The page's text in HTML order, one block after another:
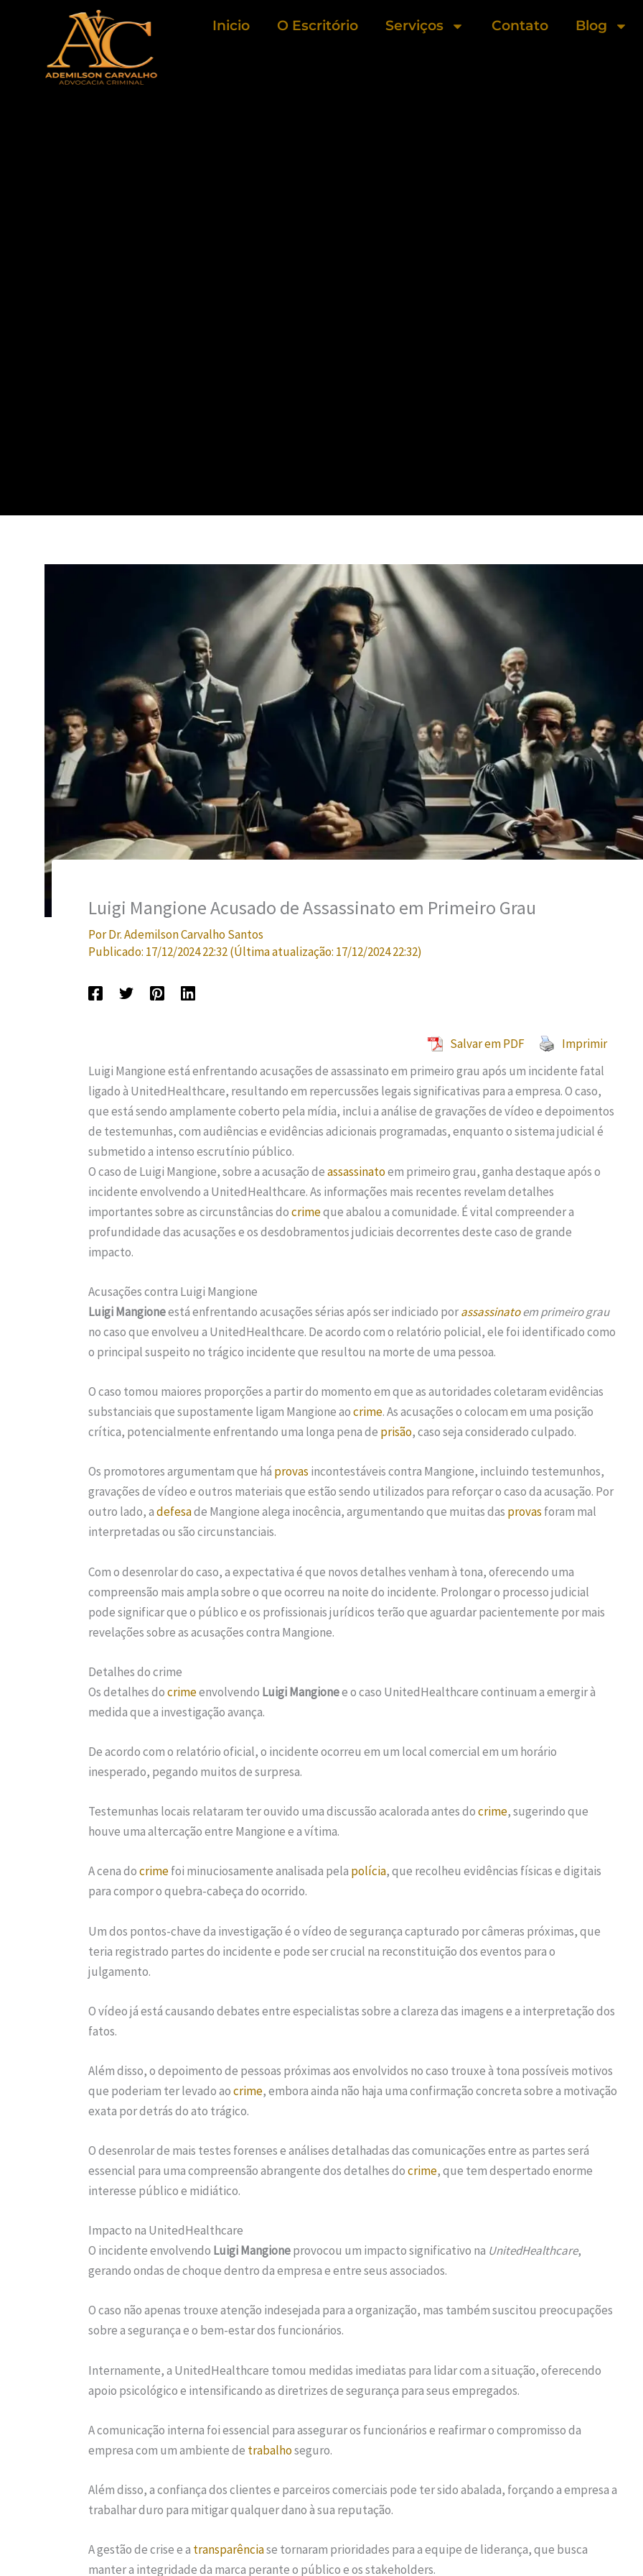
conteúdo
Inicio O Escritório Serviços Contato Blog
Luigi Mangione Acusado de Assassinato em Primeiro Grau
PorDr. Ademilson Carvalho Santos
Publicado: 17/12/2024 22:32(Última atualização: 17/12/2024 22:32)
Salvar em PDF
Imprimir
Luigi Mangione está enfrentando acusações de assassinato em primeiro grau após um incidente fatal
ligado à UnitedHealthcare, resultando em repercussões legais significativas para a empresa. O caso,
que está sendo amplamente coberto pela mídia, inclui a análise de gravações de vídeo e depoimentos
de testemunhas, com audiências e evidências adicionais programadas, enquanto o sistema judicial é
submetido a intenso escrutínio público.
O caso de Luigi Mangione, sobre a acusação deassassinatoem primeiro grau, ganha destaque após o
incidente envolvendo a UnitedHealthcare. As informações mais recentes revelam detalhes
importantes sobre as circunstâncias docrimeque abalou a comunidade. É vital compreender a
profundidade das acusações e os desdobramentos judiciais decorrentes deste caso de grande
impacto.
Acusações contra Luigi Mangione
Luigi Mangioneestá enfrentando acusações sérias após ser indiciado porassassinatoem primeiro grau
no caso que envolveu a UnitedHealthcare. De acordo com o relatório policial, ele foi identificado como
o principal suspeito no trágico incidente que resultou na morte de uma pessoa.
O caso tomou maiores proporções a partir do momento em que as autoridades coletaram evidências
substanciais que supostamente ligam Mangione aocrime. As acusações o colocam em uma posição
crítica, potencialmente enfrentando uma longa pena de prisão, caso seja considerado culpado.
Os promotores argumentam que há provas incontestáveis contra Mangione, incluindo testemunhos,
gravações de vídeo e outros materiais que estão sendo utilizados para reforçar o caso da acusação. Por
outro lado, adefesade Mangione alega inocência, argumentando que muitas das provas foram mal
interpretadas ou são circunstanciais.
Com o desenrolar do caso, a expectativa é que novos detalhes venham à tona, oferecendo uma
compreensão mais ampla sobre o que ocorreu na noite do incidente. Prolongar o processo judicial
pode significar que o público e os profissionais jurídicos terão que aguardar pacientemente por mais
revelações sobre as acusações contra Mangione.
Detalhes do crime
Os detalhes docrimeenvolvendo Luigi Mangionee o caso UnitedHealthcare continuam a emergir à
medida que a investigação avança.
De acordo com o relatório oficial, o incidente ocorreu em um local comercial em um horário
inesperado, pegando muitos de surpresa.
Testemunhas locais relataram ter ouvido uma discussão acalorada antes docrime, sugerindo que
houve uma altercação entre Mangione e a vítima.
A cena docrimefoi minuciosamente analisada pela polícia, que recolheu evidências físicas e digitais
para compor o quebra-cabeça do ocorrido.
Um dos pontos-chave da investigação é o vídeo de segurança capturado por câmeras próximas, que
teria registrado partes do incidente e pode ser crucial na reconstituição dos eventos para o
julgamento.
O vídeo já está causando debates entre especialistas sobre a clareza das imagens e a interpretação dos
fatos.
Além disso, o depoimento de pessoas próximas aos envolvidos no caso trouxe à tona possíveis motivos
que poderiam ter levado aocrime, embora ainda não haja uma confirmação concreta sobre a motivação
exata por detrás do ato trágico.
O desenrolar de mais testes forenses e análises detalhadas das comunicações entre as partes será
essencial para uma compreensão abrangente dos detalhes docrime, que tem despertado enorme
interesse público e midiático.
Impacto na UnitedHealthcare
O incidente envolvendo Luigi Mangioneprovocou um impacto significativo na UnitedHealthcare,
gerando ondas de choque dentro da empresa e entre seus associados.
O caso não apenas trouxe atenção indesejada para a organização, mas também suscitou preocupações
sobre a segurança e o bem-estar dos funcionários.
Internamente, a UnitedHealthcare tomou medidas imediatas para lidar com a situação, oferecendo
apoio psicológico e intensificando as diretrizes de segurança para seus empregados.
A comunicação interna foi essencial para assegurar os funcionários e reafirmar o compromisso da
empresa com um ambiente de trabalhoseguro.
Além disso, a confiança dos clientes e parceiros comerciais pode ter sido abalada, forçando a empresa a
trabalhar duro para mitigar qualquer dano à sua reputação.
A gestão de crise e a transparênciase tornaram prioridades para a equipe de liderança, que busca
manter a integridade da marca perante o público e os stakeholders.